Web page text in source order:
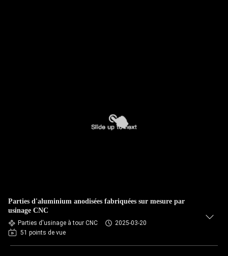
Parties d'aluminium anodisées fabriquées sur mesure par
usinage CNC
Parties d'usinage à tour CNC
2025-03-20
51 points de vue